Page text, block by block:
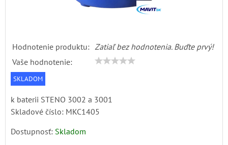
Hodnotenie produktu: Zatiaľ bez hodnotenia. Buďte prvý!
Vaše hodnotenie:
SKLADOM
k baterii STENO 3002 a 3001
Skladové číslo: MKC1405
Dostupnosť: Skladom